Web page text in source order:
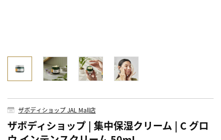
ザボディショップ JAL Mall店
ザボディショップ | 集中保湿クリーム | C グロ